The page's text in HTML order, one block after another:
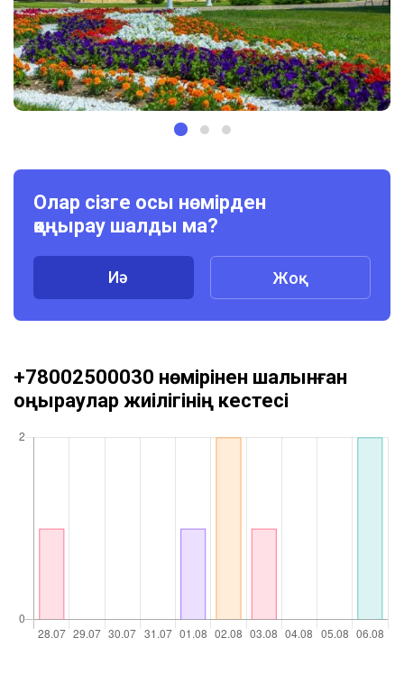
Олар сізге осы нөмірден
қоңырау шалды ма?
Иә Жоқ
+78002500030 нөмірінен шалынған
қоңыраулар жиілігінің кестесі